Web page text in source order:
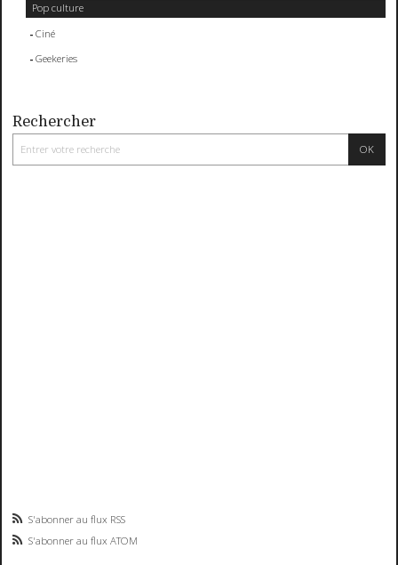
Pop culture
Ciné
Geekeries
Rechercher
S'abonner au flux RSS
S'abonner au flux ATOM